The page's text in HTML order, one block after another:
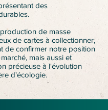
des
de masse
de cartes à collectionner,
de confirmer notre position
mais aussi et
précieuse à l'évolution
d'écologie.